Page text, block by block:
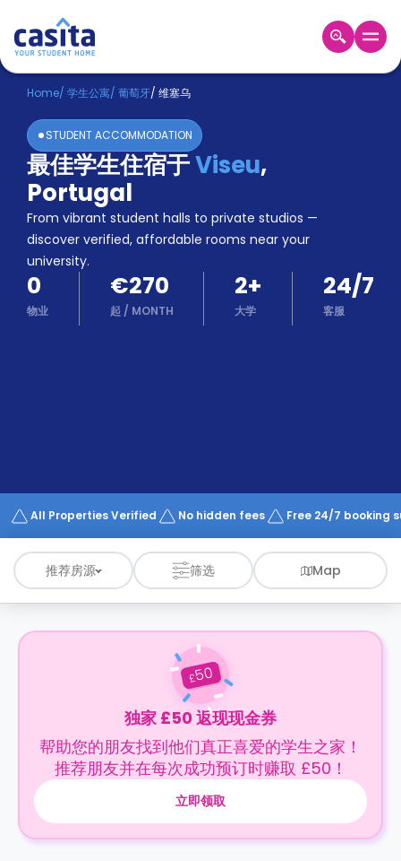
Home ZH EUR
登
入
Booking
Accommodation
About
us
Blog
Refer
And
Earn
Become
Works
Home/ 学生公寓/ 葡萄牙/ 维塞乌
STUDENT ACCOMMODATION
最佳学生住宿于Viseu,
Portugal
From vibrant student halls to private studios —
discover verified, affordable rooms near your
university.
0
物业
€270
起 / MONTH
2+
大学
24/7
客服
All Properties Verified No hidden fees Free 24/7 booking
推荐房源 筛选 Map
£50
独家 £50 返现现金券
帮助您的朋友找到他们真正喜爱的学生之家！
推荐朋友并在每次成功预订时赚取 £50！
立即领取